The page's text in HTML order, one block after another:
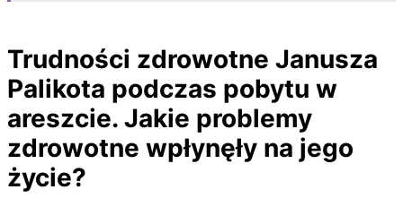
Trudności zdrowotne Janusza
Palikota podczas pobytu w
areszcie. Jakie problemy
zdrowotne wpłynęły na jego
życie?